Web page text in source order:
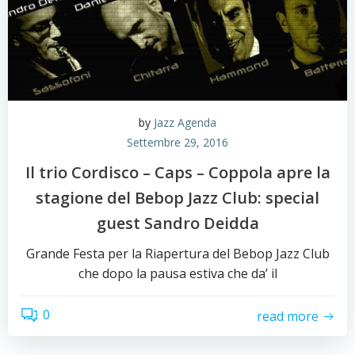
by Jazz Agenda
Settembre 29, 2016
Il trio Cordisco – Caps – Coppola apre la
stagione del Bebop Jazz Club: special
guest Sandro Deidda
Grande Festa per la Riapertura del Bebop Jazz Club
che dopo la pausa estiva che da’ il
0 read more